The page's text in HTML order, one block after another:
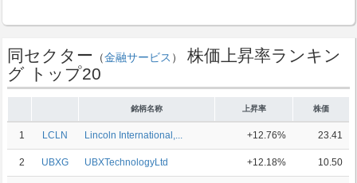
同セクター （金融サービス ）
株価上昇率ランキン
グ トップ20
銘柄名称 上昇率 株価
1 LCLN Lincoln International,... +12.76% 23.41
2 UBXG UBXTechnologyLtd +12.18% 10.50